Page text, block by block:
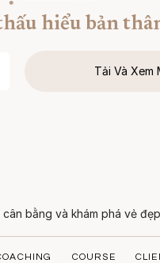
hiểu bản
Tải Và Xem
bằng và khám phá vẻ
COURSE